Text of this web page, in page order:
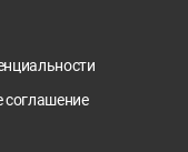
соглашение